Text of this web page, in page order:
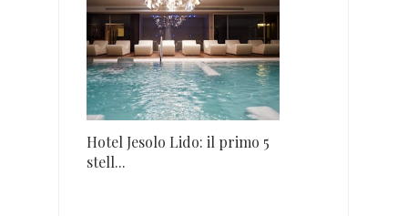
Hotel Jesolo Lido: il primo 5
stell...